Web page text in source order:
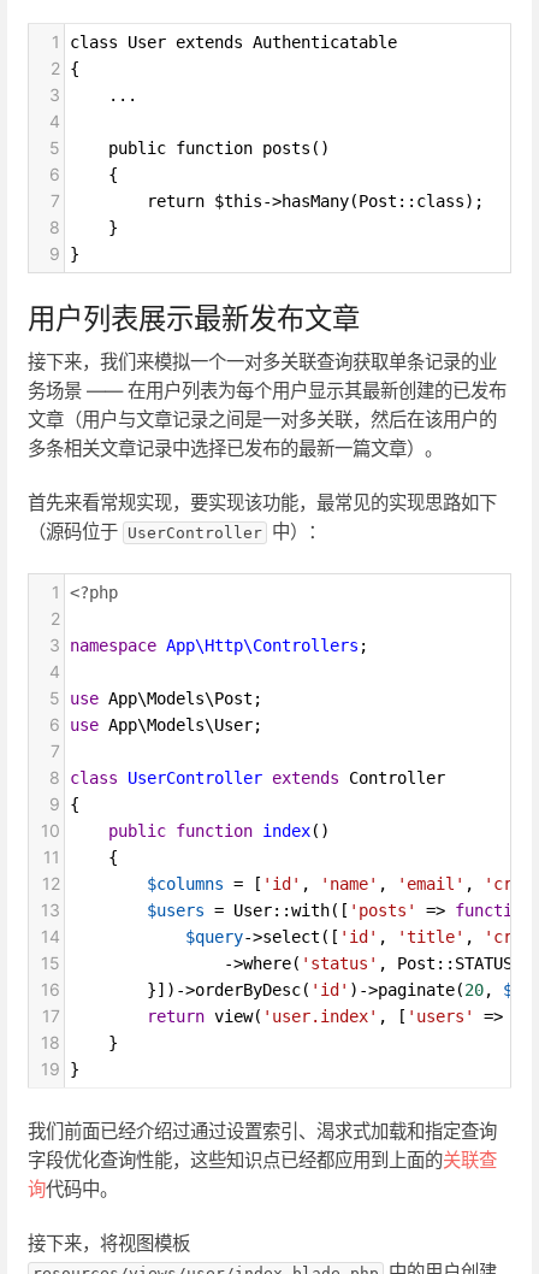
1 class User extends Authenticatable
2 {
3
    ...
4
5
    public function posts()
6
    {
7
        return $this->hasMany(Post::class);
8
    }
9 }
用户列表展示最新发布文章
接下来，我们来模拟一个一对多关联查询获取单条记录的业
务场景 —— 在用户列表为每个用户显示其最新创建的已发布
文章（用户与文章记录之间是一对多关联，然后在该用户的
多条相关文章记录中选择已发布的最新一篇文章）。
首先来看常规实现，要实现该功能，最常见的实现思路如下
（源码位于 UserController 中）：
1 <?php
2
3
namespace App\Http\Controllers ;
4
5
use App\Models\Post ;
6 use App\Models\User;
7
8
class UserController extends Controller
9 {
10 public function index()
11
    {
12 $columns = [ 'id' , 'name' , 'email' ,
13 $users = User::with([ 'posts' => function
14 $query->select ([ 'id' , 'title' ,
15 ->where( 'status' , Post ::
16
        }])
->orderByDesc( 'id' ) ->paginate(20,
17 return view( 'user.index' , [ 'users' =>
18
    }
19 }
我们前面已经介绍过通过设置索引、渴求式加载和指定查询
字段优化查询性能，这些知识点已经都应用到上面的关联查
询代码中。
接下来，将视图模板